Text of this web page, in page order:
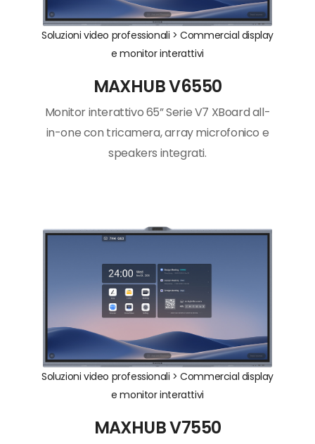
Soluzioni video professionali >Commercial display
e monitor interattivi
MAXHUB V6550
Monitor interattivo 65” Serie V7 XBoard all-
in-one con tricamera, array microfonico e
speakers integrati.
Soluzioni video professionali >Commercial display
e monitor interattivi
MAXHUB V7550